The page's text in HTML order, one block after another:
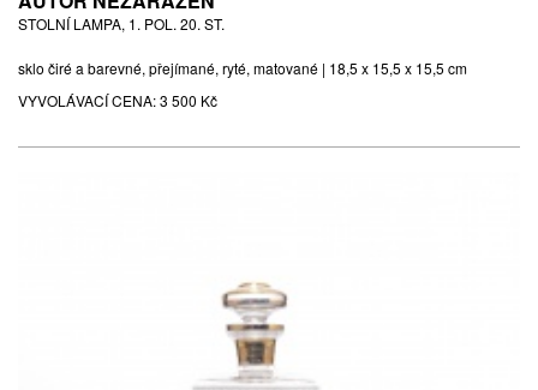
STOLNÍ LAMPA, 1. POL. 20. ST.
sklo čiré a barevné, přejímané, ryté, matované | 18,5 x 15,5 x 15,5 cm
VYVOLÁVACÍ CENA:3 500 Kč